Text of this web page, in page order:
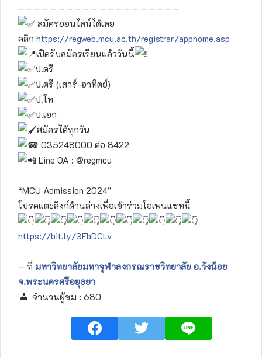
– – – – – – – – – – – – – – – – – – – –
สมัครออนไลน์ได้เลย
คลิก https://regweb.mcu.ac.th/registrar/apphome.asp
เปิดรับสมัครเรียนแล้ววันนี้
ป.ตรี
ป.ตรี (เสาร์-อาทิตย์)
ป.โท
ป.เอก
สมัครได้ทุกวัน
035248000 ต่อ 8422
Line OA : @regmcu
“MCU Admission 2024”
โปรดแตะลิงก์ด้านล่างเพื่อเข้าร่วมโอเพนแชทนี้
https://bit.ly/3FbDCLv
— ที่ มหาวิทยาลัยมหาจุฬาลงกรณราชวิทยาลัย อ.วังน้อย
จ.พระนครศรีอยุธยา
จำนวนผู้ชม : 680